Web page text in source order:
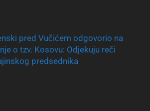
pred Vučićem odgovorio na
o tzv. Kosovu: Odjekuju reči
predsednika